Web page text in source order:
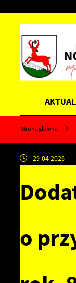
Strona główna
29-04-2026
o